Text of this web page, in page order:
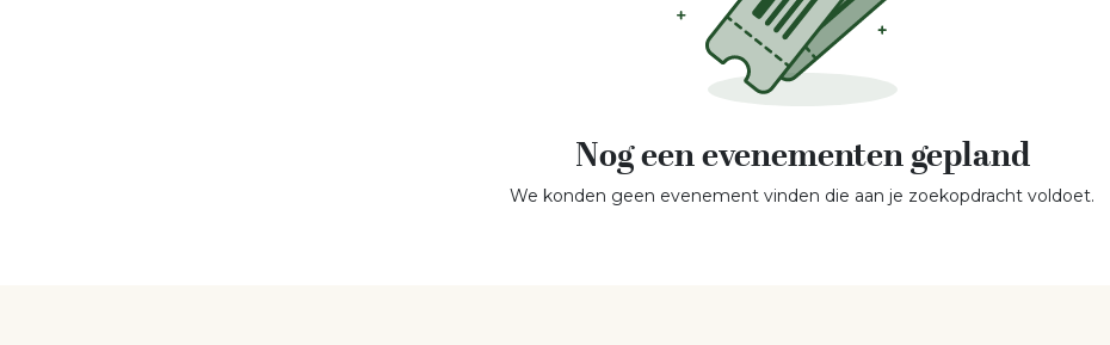
Nog een evenementen gepland
We konden geen evenement vinden die aan je zoekopdracht voldoet.